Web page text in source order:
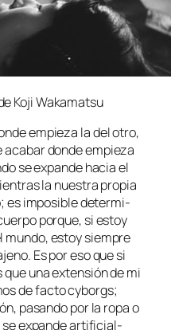
Koji Wakamatsu
em­pie­za la del otro,
don­de em­pie­za
se ex­pan­de ha­cia el
la nues­tra pro­pia
es im­po­si­ble de­ter­mi­
por­que, si es­toy
es­toy siem­pre
Es por eso que si
una ex­ten­sión de mi
de fac­tocy­borgs;
pa­san­do por la ro­pa o
se ex­pan­de ar­ti­fi­cial­